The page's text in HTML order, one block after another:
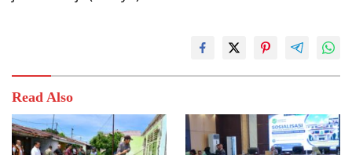
Read Also